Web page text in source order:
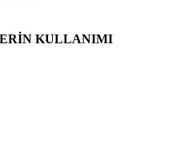
KULLANIMI